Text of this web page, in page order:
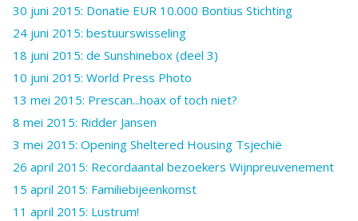
30 juni 2015: Donatie EUR 10.000 Bontius Stichting
24 juni 2015: bestuurswisseling
18 juni 2015: de Sunshinebox (deel 3)
10 juni 2015: World Press Photo
13 mei 2015: Prescan...hoax of toch niet?
8 mei 2015: Ridder Jansen
3 mei 2015: Opening Sheltered Housing Tsjechië
26 april 2015: Recordaantal bezoekers Wijnpreuvenement
15 april 2015: Familiebijeenkomst
11 april 2015: Lustrum!